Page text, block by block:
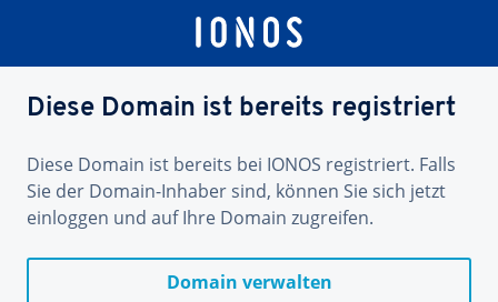
Diese Domain ist bereits registriert
Diese Domain ist bereits bei IONOS registriert. Falls
Sie der Domain-Inhaber sind, können Sie sich jetzt
einloggen und auf Ihre Domain zugreifen.
Domain verwalten